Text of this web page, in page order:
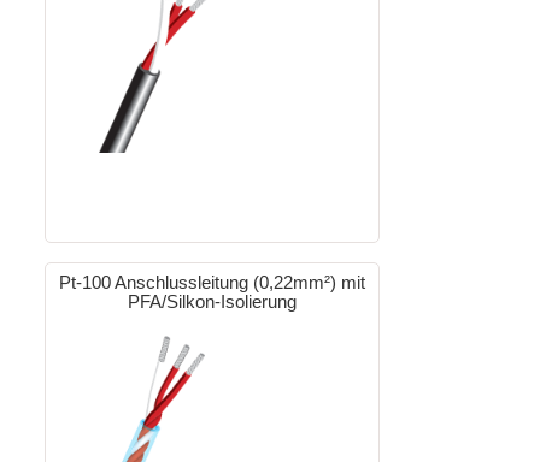
Pt-100 Anschlussleitung (0,22mm²) mit
PFA/Silkon-Isolierung